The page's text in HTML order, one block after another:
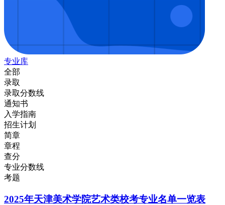
专业库
全部
录取
录取分数线
通知书
入学指南
招生计划
简章
章程
查分
专业分数线
考题
2025年天津美术学院艺术类校考专业名单一览表